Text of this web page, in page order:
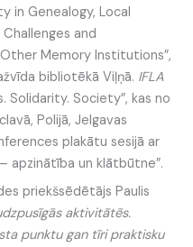
in Genealogy, Local
and
Memory Institutions”,
bibliotēkā Viļņā. IFLA
Solidarity. Society”, kas no
Polijā, Jelgavas
plakātu sesijā ar
apzinātība un klātbūtne”.
priekšsēdētājs Paulis
aktivitātēs.
punktu gan tīri praktisku